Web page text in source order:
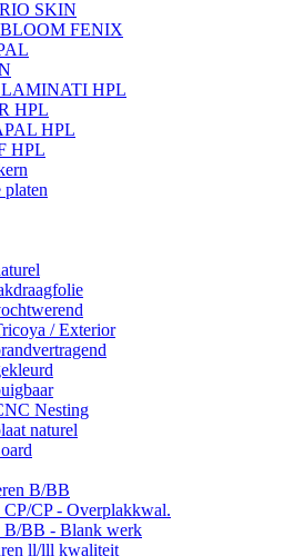
SKIN
FENIX
HPL
HPL
HPL
HPL
/ Exterior
Nesting
naturel
B/BB
CP/CP - Overplakkwal.
B/BB - Blank werk
ll/lll kwaliteit